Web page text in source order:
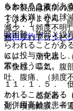
５）． 血液：（
１％未満）赤血球
減少、（頻度不明
血、プロトロンビ
６）． 消化器：
不快感、嘔気、腹
吐、腹痛、（頻度
７）． 感覚器：
覚、嗅覚錯誤、一
らわれることがあ
１１．１．４．
吸困難、胸部Ｘ線
らわれることがあ
には投与を中止し
置を行うこと。
１１．１．５．
われることがある
剤併用高齢者患者
※本製品は疾病の
ではありません。
利用規約プライバ